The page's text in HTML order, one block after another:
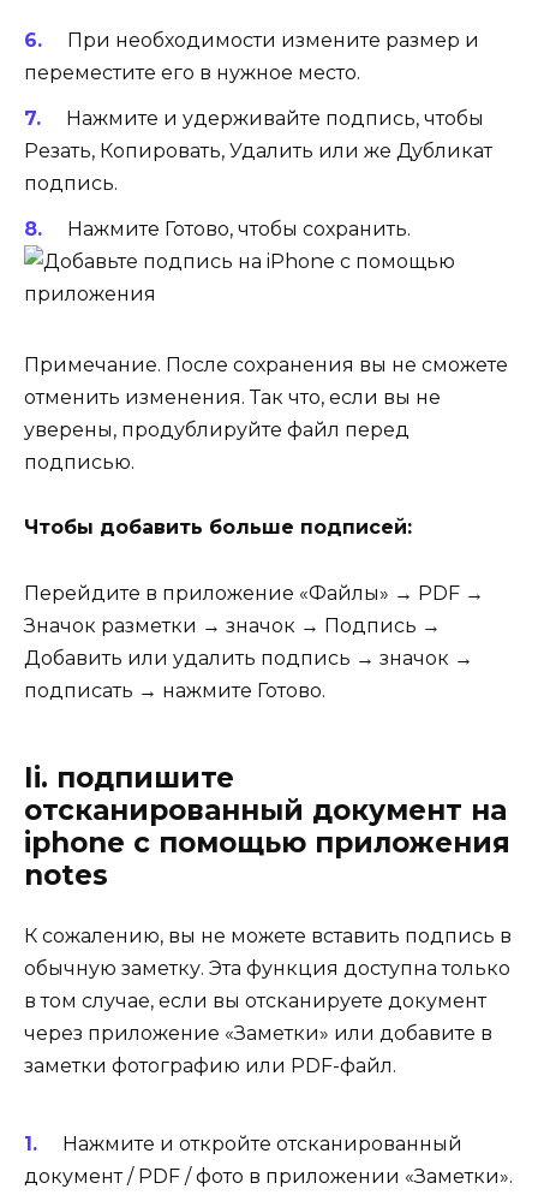
При необходимости измените размер и
переместите его в нужное место.
Нажмите и удерживайте подпись, чтобы
Резать, Копировать, Удалить или же Дубликат
подпись.
Нажмите Готово, чтобы сохранить.
Примечание. После сохранения вы не сможете
отменить изменения. Так что, если вы не
уверены, продублируйте файл перед
подписью.
Чтобы добавить больше подписей:
Перейдите в приложение «Файлы» → PDF →
Значок разметки → значок → Подпись →
Добавить или удалить подпись → значок →
подписать → нажмите Готово.
Ii. подпишите
отсканированный документ на
iphone с помощью приложения
notes
К сожалению, вы не можете вставить подпись в
обычную заметку. Эта функция доступна только
в том случае, если вы отсканируете документ
через приложение «Заметки» или добавите в
заметки фотографию или PDF-файл.
Нажмите и откройте отсканированный
документ / PDF / фото в приложении «Заметки».